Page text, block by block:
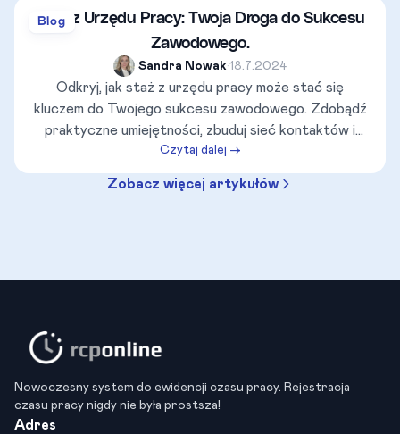
Blog
Staż z Urzędu Pracy: Twoja Droga do Sukcesu
Zawodowego.
Sandra Nowak•18.7.2024
Odkryj, jak staż z urzędu pracy może stać się
kluczem do Twojego sukcesu zawodowego. Zdobądź
praktyczne umiejętności, zbuduj sieć kontaktów i
zwiększ swoje szanse na zatrudnienie dzięki
kompleksowemu przewodnikowi na temat staży z
urzędu pracy.
Czytaj dalej →
Zobacz więcej artykułów
Nowoczesny system do ewidencji czasu pracy. Rejestracja
czasu pracy nigdy nie była prostsza!
Adres